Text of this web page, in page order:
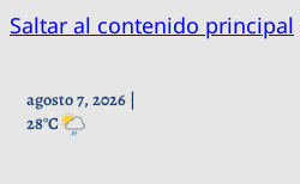
Saltar al contenido principal
agosto 7, 2026 |
28°C